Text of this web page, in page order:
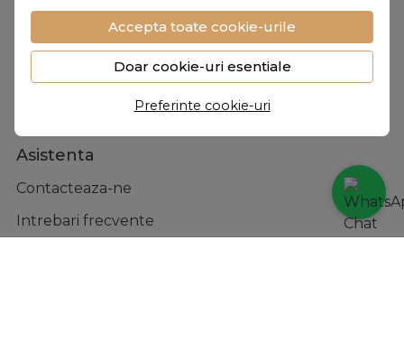
Accepta toate cookie-urile
Doar cookie-uri esentiale
Preferinte cookie-uri
Vanilla Club
Termeni si conditii
Confidentialitate
Politica de Cookies
Asistenta
Contacteaza-ne
Intrebari frecvente